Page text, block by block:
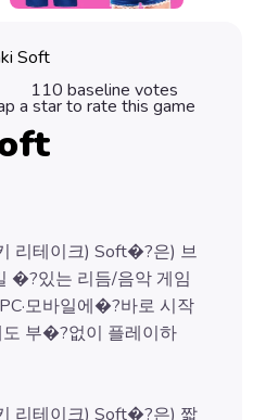
Soft
110 baseline votes
a star to rate this game
리테이크) Soft�?은) 브
�?있는 리듬/음악 게임
모바일에�?바로 시작
부�?없이 플레이하
리테이크) Soft�?은) 짧